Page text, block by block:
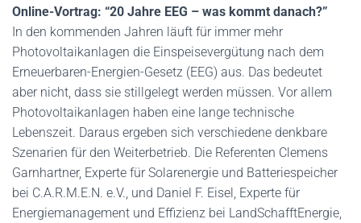
Online-Vortrag: “20 Jahre EEG – was kommt danach?”
In den kommenden Jahren läuft für immer mehr
Photovoltaikanlagen die Einspeisevergütung nach dem
Erneuerbaren-Energien-Gesetz (EEG) aus. Das bedeutet
aber nicht, dass sie stillgelegt werden müssen. Vor allem
Photovoltaikanlagen haben eine lange technische
Lebenszeit. Daraus ergeben sich verschiedene denkbare
Szenarien für den Weiterbetrieb. Die Referenten Clemens
Garnhartner, Experte für Solarenergie und Batteriespeicher
bei C.A.R.M.E.N. e.V., und Daniel F. Eisel, Experte für
Energiemanagement und Effizienz bei LandSchafftEnergie,